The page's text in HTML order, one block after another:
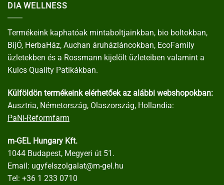
DIA WELLNESS
Termékeink kaphatóak mintaboltjainkban, bio boltokban,
BijÓ, HerbaHáz, Auchan áruházláncokban, EcoFamily
üzletekben és a Rossmann kijelölt üzleteiben valamint a
Kulcs Quality Patikákban.
Külföldön termékeink elérhetőek az alábbi webshopokban:
Ausztria, Németország, Olaszország, Hollandia:
PaNi-Reformfarm
m-GEL Hungary Kft.
1044 Budapest, Megyeri út 51.
Email: ugyfelszolgalat@m-gel.hu
Tel: +36 1 233 0710